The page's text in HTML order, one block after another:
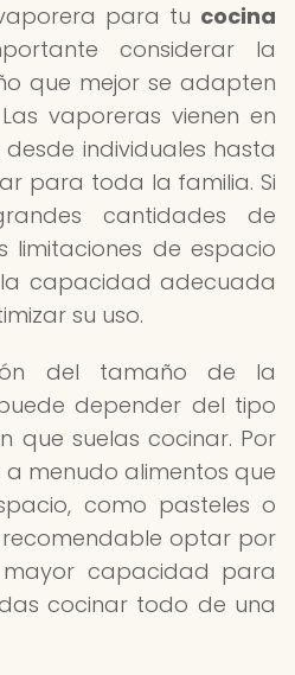
para tu cocina
considerar la
que mejor se adapten
vaporeras vienen en
individuales hasta
para toda la familia. Si
cantidades de
limitaciones de espacio
capacidad adecuada
su uso.
del tamaño de la
depender del tipo
que suelas cocinar. Por
menudo alimentos que
como pasteles o
recomendable optar por
capacidad para
cocinar todo de una